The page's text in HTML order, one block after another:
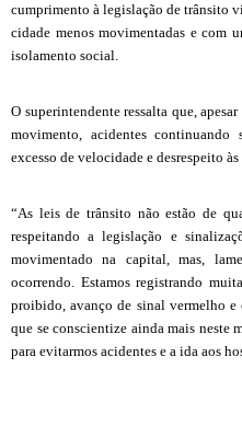
cumprimento à legislação de trânsito
cidade menos movimentadas e com
isolamento social.
O superintendente ressalta que,
movimento, acidentes continuando
excesso de velocidade e desrespeito
“As leis de trânsito não estão de
respeitando a legislação e
movimentado na capital, mas,
ocorrendo. Estamos registrando
proibido, avanço de sinal vermelho e
que se conscientize ainda mais neste
para evitarmos acidentes e a ida aos